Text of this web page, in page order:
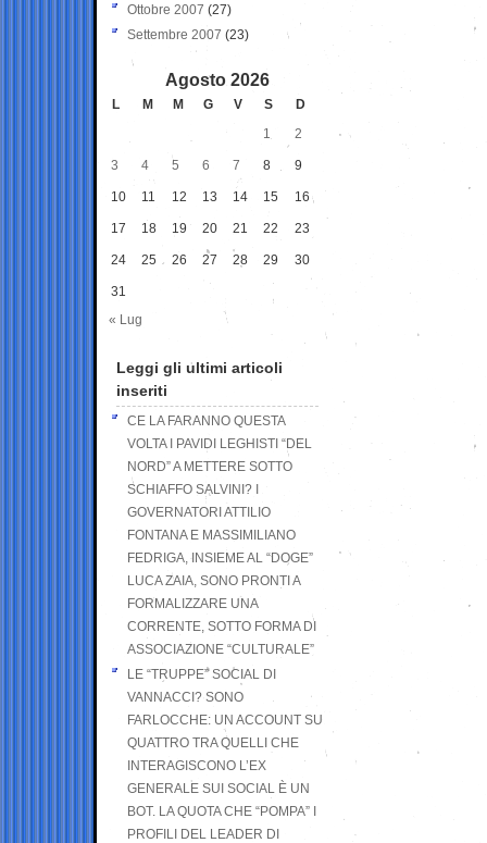
Ottobre 2007 (27)
Settembre 2007 (23)
Agosto 2026
L M M G V S
D
1
2
3 4 5 6 7 8 9
10 11 12 13 14 15 16
17 18 19 20 21 22 23
24 25 26 27 28 29 30
31
« Lug
Leggi gli ultimi articoli
inseriti
CE LA FARANNO QUESTA
VOLTA I PAVIDI LEGHISTI “DEL
NORD” A METTERE SOTTO
SCHIAFFO SALVINI? I
GOVERNATORI ATTILIO
FONTANA E MASSIMILIANO
FEDRIGA, INSIEME AL “DOGE”
LUCA ZAIA, SONO PRONTI A
FORMALIZZARE UNA
CORRENTE, SOTTO FORMA DI
ASSOCIAZIONE “CULTURALE”
LE “TRUPPE” SOCIAL DI
VANNACCI? SONO
FARLOCCHE: UN ACCOUNT SU
QUATTRO TRA QUELLI CHE
INTERAGISCONO L’EX
GENERALE SUI SOCIAL È UN
BOT. LA QUOTA CHE “POMPA” I
PROFILI DEL LEADER DI